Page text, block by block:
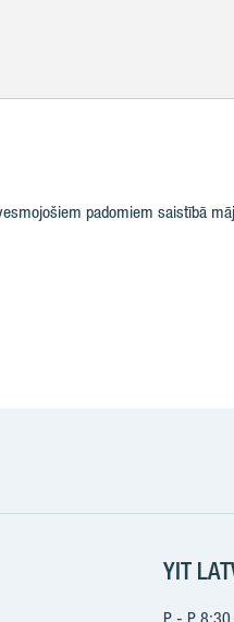
padomiem saistībā
YIT